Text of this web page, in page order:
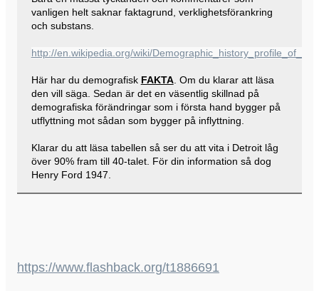
vanligen helt saknar faktagrund, verklighetsförankring
och substans.
http://en.wikipedia.org/wiki/
Här har du demografisk FAKTA. Om du klarar att läsa
den vill säga. Sedan är det en väsentlig skillnad på
demografiska förändringar som i första hand bygger på
utflyttning mot sådan som bygger på inflyttning.
Klarar du att läsa tabellen så ser du att vita i Detroit låg
över 90% fram till 40-talet. För din information så dog
Henry Ford 1947.
https://www.flashback.org/t1886691